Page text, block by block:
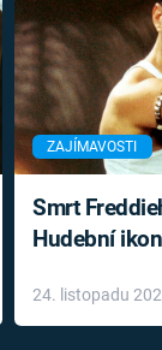
ZAJÍMAVOSTI
Smrt
Hudební
léky
24. listopadu